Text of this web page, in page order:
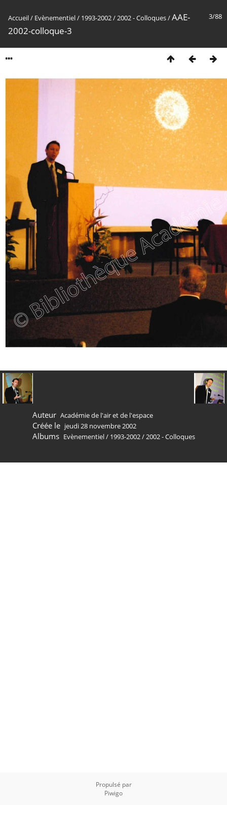
3/88
Accueil/ Evènementiel/ 1993-2002/2002 - Colloques/AAE-
2002-colloque-3
Auteur Académie de l'air et de l'espace
Créée le jeudi 28 novembre 2002
Albums Evènementiel/ 1993-2002/2002 - Colloques
Propulsé par
Piwigo